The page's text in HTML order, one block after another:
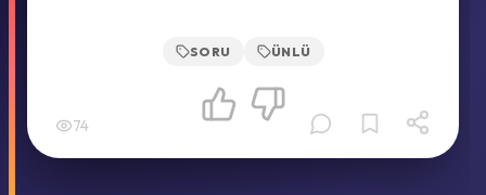
SORU ÜNLÜ
74